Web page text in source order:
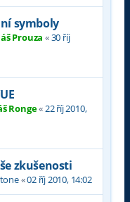
symboly
Prouza «30 říj
Ronge«22 říj 2010,
zkušenosti
«02 říj 2010, 14:02